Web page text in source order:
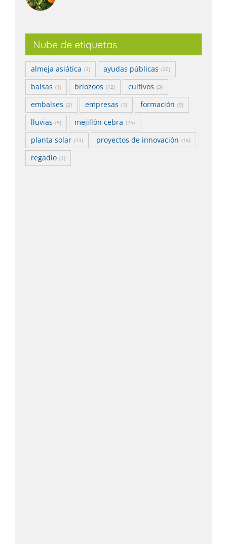
Nube de etiquetas
almeja asiática (3) ayudas públicas (20)
balsas (1) briozoos (12) cultivos (3)
embalses (2) empresas (1) formación (9)
lluvias (5) mejillón cebra (25)
planta solar (13) proyectos de innovación (16)
regadío (1)